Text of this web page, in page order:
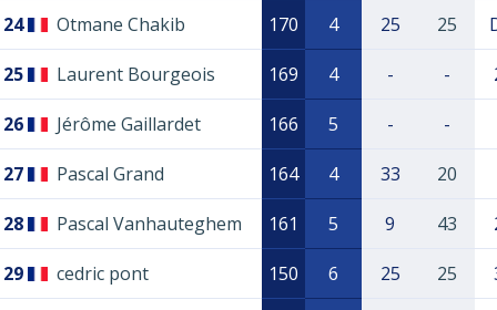
24 Otmane Chakib 170 4 25 25
25 Laurent Bourgeois 169 4 - -
26 Jérôme Gaillardet 166 5 - -
27 Pascal Grand 164 4 33 20
28 Pascal Vanhauteghem 161 5 9 43
29 cedric pont 150 6 25 25